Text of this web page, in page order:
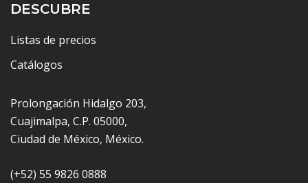
DESCUBRE
Listas de precios
Catálogos
Prolongación Hidalgo 203,
Cuajimalpa, C.P. 05000,
Ciudad de México, México.
(+52) 55 9826 0888